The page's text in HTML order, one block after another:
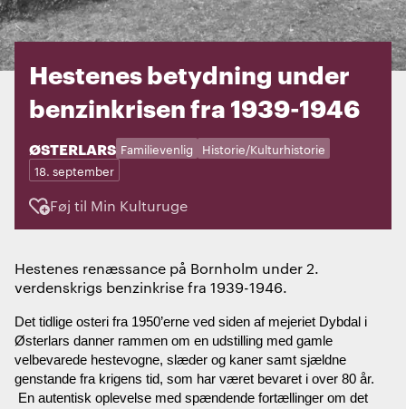
Hestenes betydning under
benzinkrisen fra 1939-1946
STED:
ØSTERLARS
Kategorier: Familievenlig Historie/Kulturhistorie
Dage:
18. september
Føj til Min Kulturuge
Hestenes renæssance på Bornholm under 2.
verdenskrigs benzinkrise fra 1939-1946.
Det tidlige osteri fra 1950’erne ved siden af mejeriet Dybdal i
Østerlars danner rammen om en udstilling med gamle
velbevarede hestevogne, slæder og kaner samt sjældne
genstande fra krigens tid, som har været bevaret i over 80 år.
En autentisk oplevelse med spændende fortællinger om det